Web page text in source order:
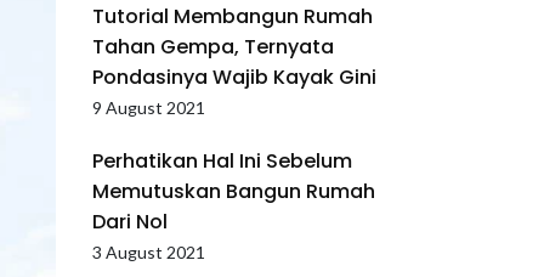
Tutorial Membangun Rumah
Tahan Gempa, Ternyata
Pondasinya Wajib Kayak Gini
9 August 2021
Perhatikan Hal Ini Sebelum
Memutuskan Bangun Rumah
Dari Nol
3 August 2021